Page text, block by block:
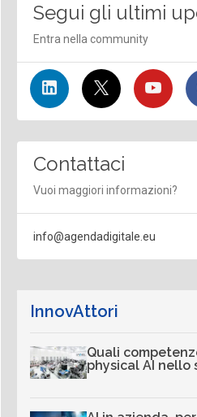
Segui gli ultimi
Entra nella community
Contattaci
Vuoi maggiori informazioni?
info@agendadigitale.eu
InnovAttori
Quali
physical AI nello